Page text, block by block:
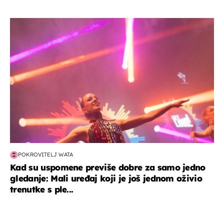
POKROVITELJ WATA
Kad su uspomene previše dobre za samo jedno
gledanje: Mali uređaj koji je još jednom oživio
trenutke s ple...